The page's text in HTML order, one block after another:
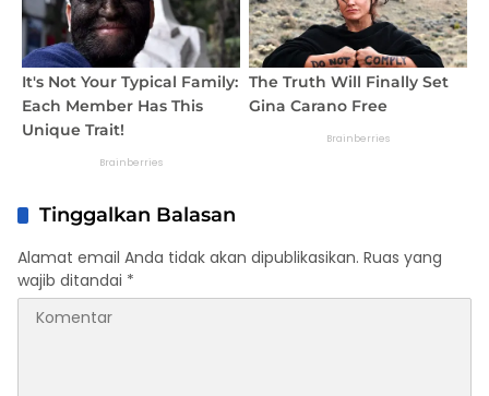
Tinggalkan Balasan
Alamat email Anda tidak akan dipublikasikan. Ruas yang
wajib ditandai *